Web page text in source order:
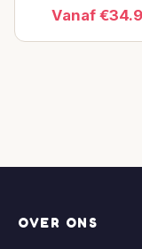
Vanaf
OVER ONS